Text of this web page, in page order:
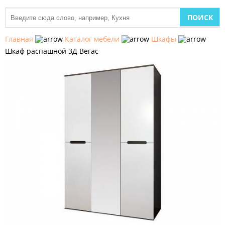
Главная Каталог мебели
Шкафы
Шкаф распашной 3Д Вегас
МЕБЕЛЬ
КУХНИ